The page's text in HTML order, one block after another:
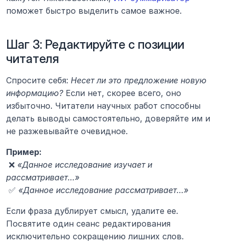
поможет быстро выделить самое важное.
Шаг 3: Редактируйте с позиции
читателя
Спросите себя: Несет ли это предложение новую
информацию? Если нет, скорее всего, оно
избыточно. Читатели научных работ способны
делать выводы самостоятельно, доверяйте им и
не разжевывайте очевидное.
Пример:
❌ «Данное исследование изучает и
рассматривает…»
✅ «Данное исследование рассматривает…»
Если фраза дублирует смысл, удалите ее.
Посвятите один сеанс редактирования
исключительно сокращению лишних слов.